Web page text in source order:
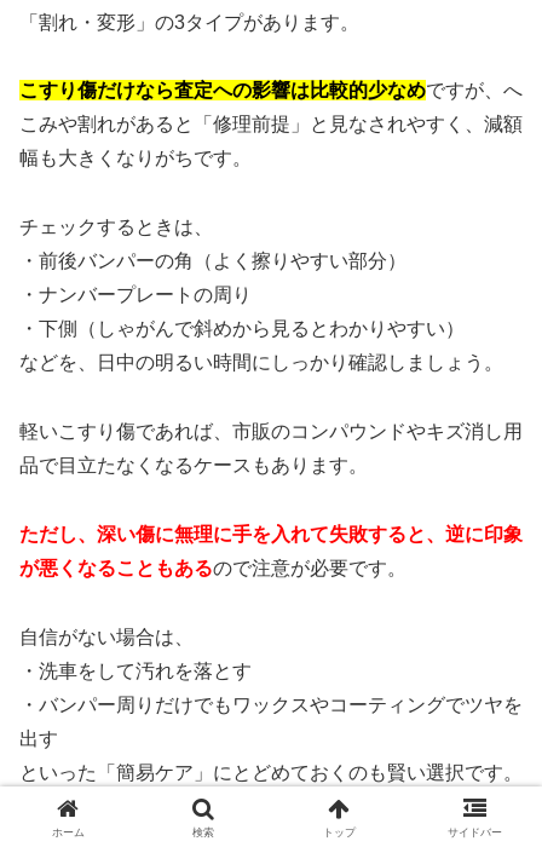
「割れ・変形」の3タイプがあります。
こすり傷だけなら査定への影響は比較的少なめですが、へ
こみや割れがあると「修理前提」と見なされやすく、減額
幅も大きくなりがちです。
チェックするときは、
・前後バンパーの角（よく擦りやすい部分）
・ナンバープレートの周り
・下側（しゃがんで斜めから見るとわかりやすい）
などを、日中の明るい時間にしっかり確認しましょう。
軽いこすり傷であれば、市販のコンパウンドやキズ消し用
品で目立たなくなるケースもあります。
ただし、深い傷に無理に手を入れて失敗すると、逆に印象
が悪くなることもあるので注意が必要です。
自信がない場合は、
・洗車をして汚れを落とす
・バンパー周りだけでもワックスやコーティングでツヤを
出す
といった「簡易ケア」にとどめておくのも賢い選択です。
査定前の洗車と室内清掃は、それだけで印象がかなり良く
ホーム 検索 トップ サイドバー